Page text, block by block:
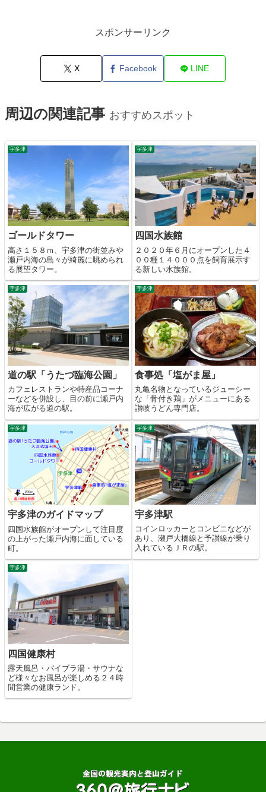
スポンサーリンク
X Facebook LINE
周辺の関連記事 おすすめスポット
宇多津
ゴールドタワー
高さ１５８ｍ、宇多津の街並みや
瀬戸内海の島々が綺麗に眺められ
る展望タワー。
宇多津
四国水族館
２０２０年６月にオープンした４
００種１４０００点を飼育展示す
る新しい水族館。
宇多津
道の駅「うたづ臨海公園」
カフェレストランや特産品コーナ
ーなどを併設し、目の前に瀬戸内
海が広がる道の駅。
宇多津
食事処「塩がま屋」
丸亀名物となっているジューシー
な「骨付き鶏」がメニューにある
讃岐うどん専門店。
宇多津
宇多津のガイドマップ
四国水族館がオープンして注目度
の上がった瀬戸内海に面している
町。
宇多津
宇多津駅
コインロッカーとコンビニなどが
あり、瀬戸大橋線と予讃線が乗り
入れているＪＲの駅。
宇多津
四国健康村
露天風呂・バイブラ湯・サウナな
ど様々なお風呂が楽しめる２４時
間営業の健康ランド。